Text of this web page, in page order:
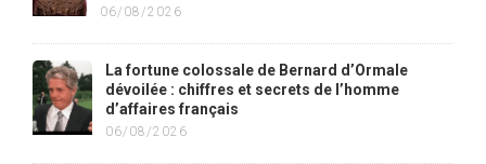
06/08/2026
La fortune colossale de Bernard d’Ormale
dévoilée : chiffres et secrets de l’homme
d’affaires français
06/08/2026